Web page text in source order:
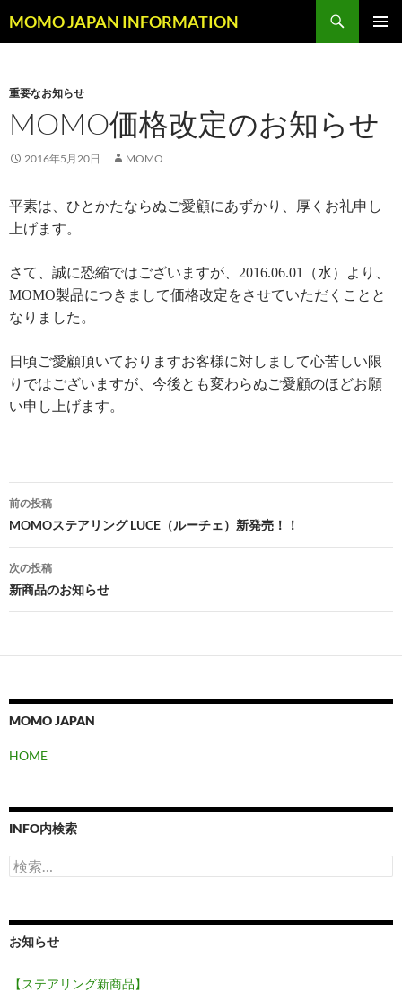
ン
ツ
へ
ス
キ
プ
MOMO JAPAN INFORMATION
索
重要なお知らせ
MOMO価格改定のお知らせ
2016年5月20日 MOMO
平素は、ひとかたならぬご愛顧にあずかり、厚くお礼申し
上げます。
さて、誠に恐縮ではございますが、2016.06.01（水）より、
MOMO製品につきまして価格改定をさせていただくことと
なりました。
日頃ご愛顧頂いておりますお客様に対しまして心苦しい限
りではございますが、今後とも変わらぬご愛顧のほどお願
い申し上げます。
投
稿
ナ
ビ
ゲ
ー
ョ
ン
前の投稿
MOMOステアリング LUCE（ルーチェ）新発売！！
次の投稿
新商品のお知らせ
MOMO JAPAN
HOME
INFO内検索
検
索:
お知らせ
【ステアリング新商品】